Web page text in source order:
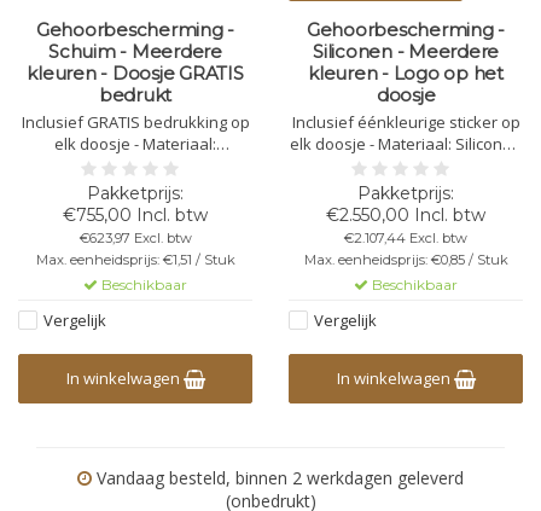
Gehoorbescherming -
Schuim - Meerdere
kleuren - Doosje GRATIS
bedrukt
Inclusief GRATIS bedrukking op
elk doosje - Materiaal:
Polyurethaan schuim - Per set
in kartonnen doosje - Afmeting:
55x80x15mm - Geluidsreductie:
28db - 33db
€755,00 Incl. btw
€623,97 Excl. btw
Max. eenheidsprijs: €1,51 / Stuk
Beschikbaar
Vergelijk
In winkelwagen
Gehoorbescherming -
Siliconen - Meerdere
kleuren - Logo op het
doosje
Inclusief éénkleurige sticker op
elk doosje - Materiaal: Siliconen
- Per set in een plastic doosje
(37mm - ↕ 19mm) -
Geluidsreductie: 25db - 30db
€2.550,00 Incl. btw
€2.107,44 Excl. btw
Max. eenheidsprijs: €0,85 / Stuk
Beschikbaar
Vergelijk
In winkelwagen
Vandaag besteld, binnen 2 werkdagen geleverd
(onbedrukt)